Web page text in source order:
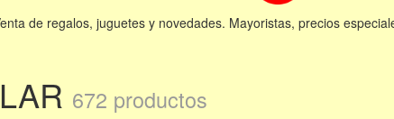
de regalos, juguetes y novedades. Mayoristas, precios
672 productos